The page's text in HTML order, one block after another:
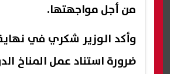
من أجل مواجهتها.
وأكد الوزير شكري في
ضرورة استناد عمل المناخ